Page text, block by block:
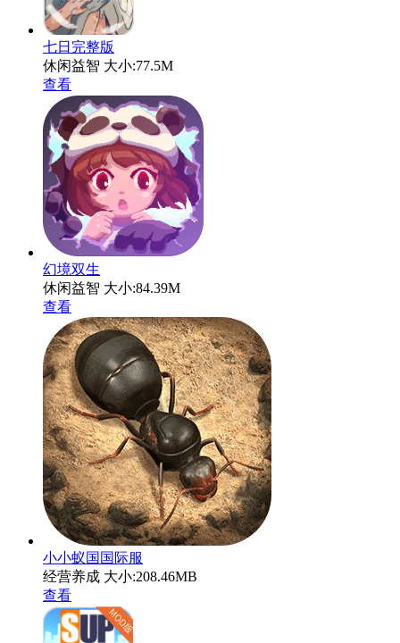
七日完整版
休闲益智 大小:77.5M
查看
幻境双生
休闲益智 大小:84.39M
查看
小小蚁国国际服
经营养成 大小:208.46MB
查看